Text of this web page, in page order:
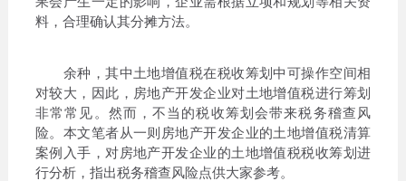
料，合理确认其分摊方法。
余种，其中土地增值税在税收筹划中可操作空间相
对较大，因此，房地产开发企业对土地增值税进行筹划
非常常见。然而，不当的税收筹划会带来税务稽查风
险。本文笔者从一则房地产开发企业的土地增值税清算
案例入手，对房地产开发企业的土地增值税税收筹划进
行分析，指出税务稽查风险点供大家参考。